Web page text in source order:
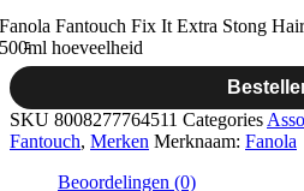
-
Fanola Fantouch Fix It Extra Stong
500ml hoeveelheid
SKU 8008277764511 Categories
Fantouch, Merken Merknaam: Fanola
Beoordelingen (0)